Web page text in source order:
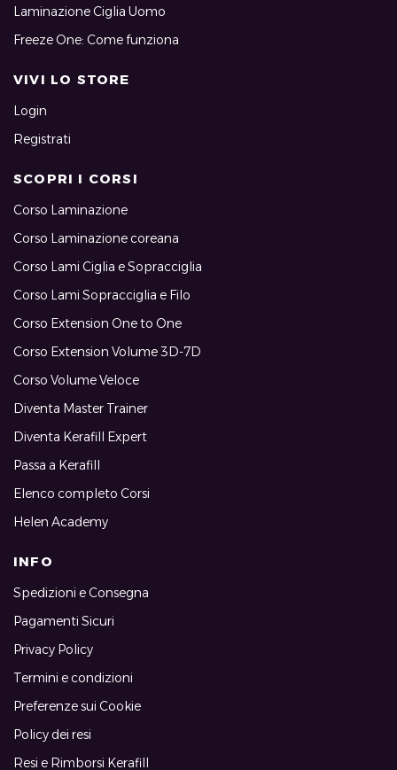
Laminazione Ciglia Uomo
Freeze One: Come funziona
VIVI LO STORE
Login
Registrati
SCOPRI I CORSI
Corso Laminazione
Corso Laminazione coreana
Corso Lami Ciglia e Sopracciglia
Corso Lami Sopracciglia e Filo
Corso Extension One to One
Corso Extension Volume 3D-7D
Corso Volume Veloce
Diventa Master Trainer
Diventa Kerafill Expert
Passa a Kerafill
Elenco completo Corsi
Helen Academy
INFO
Spedizioni e Consegna
Pagamenti Sicuri
Privacy Policy
Termini e condizioni
Preferenze sui Cookie
Policy dei resi
Resi e Rimborsi Kerafill